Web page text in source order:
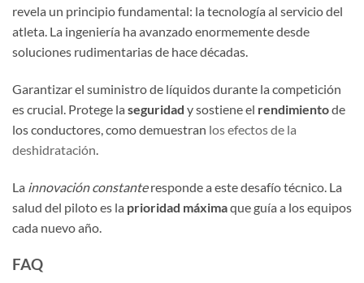
revela un principio fundamental: la tecnología al servicio del
atleta. La ingeniería ha avanzado enormemente desde
soluciones rudimentarias de hace décadas.
Garantizar el suministro de líquidos durante la competición
es crucial. Protege la seguridad y sostiene el rendimientode
los conductores, como demuestran los efectos de la
deshidratación.
La innovación constanteresponde a este desafío técnico. La
salud del piloto es la prioridad máximaque guía a los equipos
cada nuevo año.
FAQ